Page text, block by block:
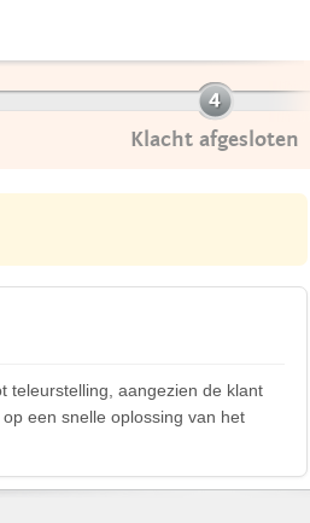
Klacht afgesloten
teleurstelling, aangezien de klant
een snelle oplossing van het